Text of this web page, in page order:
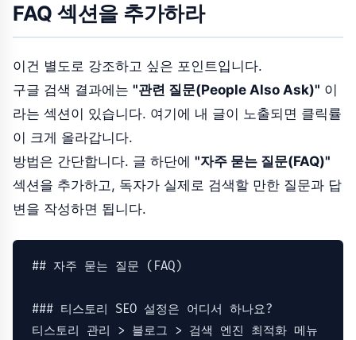
FAQ 섹션을 추가하라
이건 별도로 강조하고 싶은 포인트입니다.
구글 검색 결과에는 "관련 질문(People Also Ask)" 이
라는 섹션이 있습니다. 여기에 내 글이 노출되면 클릭률
이 크게 올라갑니다.
방법은 간단합니다. 글 하단에 "자주 묻는 질문(FAQ)"
섹션을 추가하고, 독자가 실제로 검색할 만한 질문과 답
변을 작성하면 됩니다.
## 자주 묻는 질문 (FAQ)
### 티스토리 SEO 설정은 어디서 하나요?
티스토리 관리 > 블로그 > 검색 엔진 최적화 메뉴